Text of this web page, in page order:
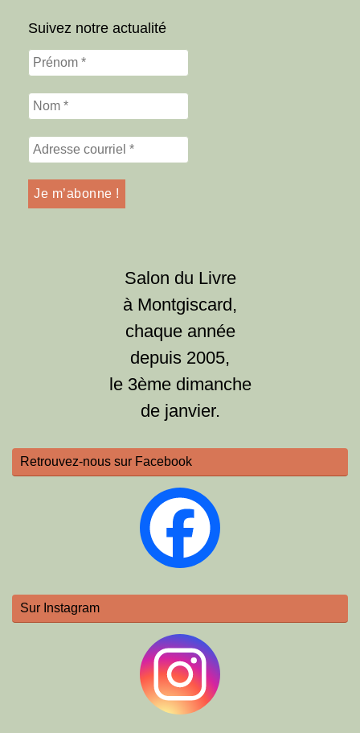
Suivez notre actualité
Salon du Livre
à Montgiscard,
chaque année
depuis 2005,
le 3ème dimanche
de janvier.
Retrouvez-nous sur Facebook
Sur Instagram